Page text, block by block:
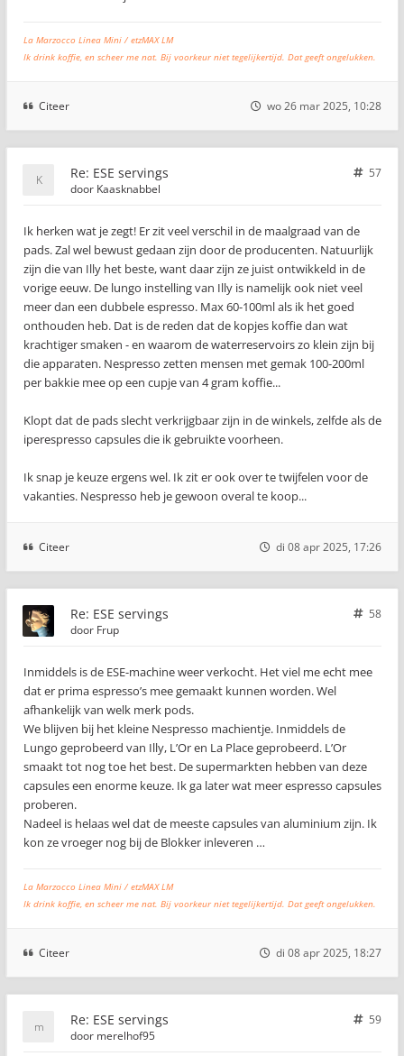
La Marzocco Linea Mini / etzMAX LM
Ik drink koffie, en scheer me nat. Bij voorkeur niet tegelijkertijd. Dat geeft ongelukken.
Citeer wo 26 mar 2025, 10:28
Re: ESE servings
57
door Kaasknabbel
Ik herken wat je zegt! Er zit veel verschil in de maalgraad van de
pads. Zal wel bewust gedaan zijn door de producenten. Natuurlijk
zijn die van Illy het beste, want daar zijn ze juist ontwikkeld in de
vorige eeuw. De lungo instelling van Illy is namelijk ook niet veel
meer dan een dubbele espresso. Max 60-100ml als ik het goed
onthouden heb. Dat is de reden dat de kopjes koffie dan wat
krachtiger smaken - en waarom de waterreservoirs zo klein zijn bij
die apparaten. Nespresso zetten mensen met gemak 100-200ml
per bakkie mee op een cupje van 4 gram koffie...
Klopt dat de pads slecht verkrijgbaar zijn in de winkels, zelfde als de
iperespresso capsules die ik gebruikte voorheen.
Ik snap je keuze ergens wel. Ik zit er ook over te twijfelen voor de
vakanties. Nespresso heb je gewoon overal te koop...
Citeer di 08 apr 2025, 17:26
Re: ESE servings
58
door Frup
Inmiddels is de ESE-machine weer verkocht. Het viel me echt mee
dat er prima espresso’s mee gemaakt kunnen worden. Wel
afhankelijk van welk merk pods.
We blijven bij het kleine Nespresso machientje. Inmiddels de
Lungo geprobeerd van Illy, L’Or en La Place geprobeerd. L’Or
smaakt tot nog toe het best. De supermarkten hebben van deze
capsules een enorme keuze. Ik ga later wat meer espresso capsules
proberen.
Nadeel is helaas wel dat de meeste capsules van aluminium zijn. Ik
kon ze vroeger nog bij de Blokker inleveren …
La Marzocco Linea Mini / etzMAX LM
Ik drink koffie, en scheer me nat. Bij voorkeur niet tegelijkertijd. Dat geeft ongelukken.
Citeer di 08 apr 2025, 18:27
Re: ESE servings
59
door merelhof95